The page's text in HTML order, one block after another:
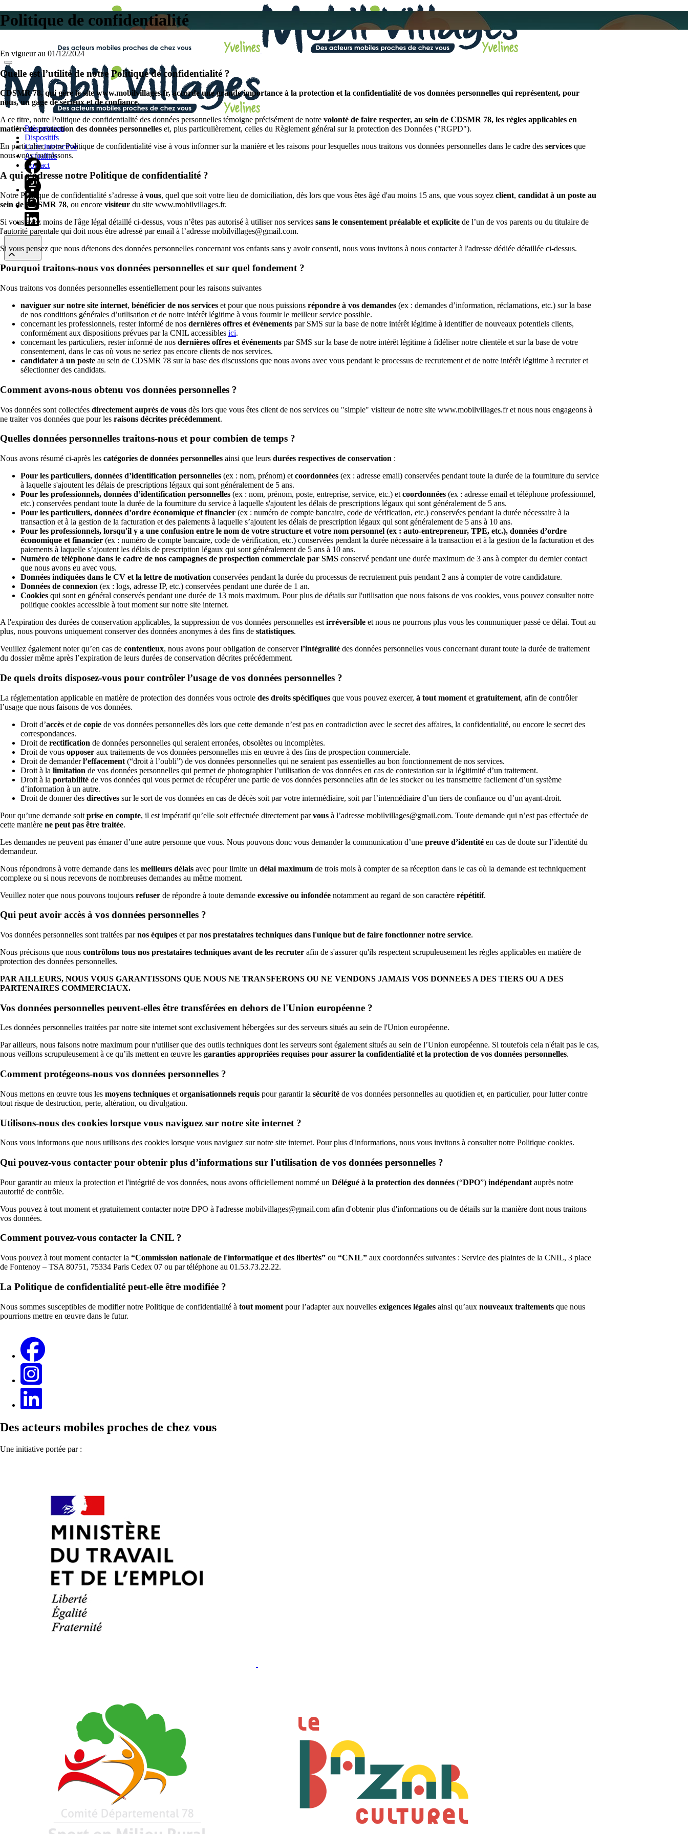
Présentation
Dispositifs
Carte interactive
Actualités
Contact
Politique de confidentialité
En vigueur au 01/12/2024
Quelle est l’utilité de notre Politique de confidentialité ?
CDSMR 78, qui gère le site www.mobilvillages.fr, accorde une grande importance à la protection et la confidentialité de vos données personnelles qui représentent, pour
nous, un gage de sérieux et de confiance.
A ce titre, notre Politique de confidentialité des données personnelles témoigne précisément de notre volonté de faire respecter, au sein de CDSMR 78, les règles applicables en
matière de protection des données personnelles et, plus particulièrement, celles du Règlement général sur la protection des Données ("RGPD").
En particulier, notre Politique de confidentialité vise à vous informer sur la manière et les raisons pour lesquelles nous traitons vos données personnelles dans le cadre des services que
nous vous fournissons.
A qui s’adresse notre Politique de confidentialité ?
Notre Politique de confidentialité s’adresse à vous, quel que soit votre lieu de domiciliation, dès lors que vous êtes âgé d'au moins 15 ans, que vous soyez client, candidat à un poste au
sein de CDSMR 78, ou encore visiteur du site www.mobilvillages.fr.
Si vous avez moins de l'âge légal détaillé ci-dessus, vous n’êtes pas autorisé à utiliser nos services sans le consentement préalable et explicite de l’un de vos parents ou du titulaire de
l'autorité parentale qui doit nous être adressé par email à l’adresse mobilvillages@gmail.com.
Si vous pensez que nous détenons des données personnelles concernant vos enfants sans y avoir consenti, nous vous invitons à nous contacter à l'adresse dédiée détaillée ci-dessus.
Pourquoi traitons-nous vos données personnelles et sur quel fondement ?
Nous traitons vos données personnelles essentiellement pour les raisons suivantes
naviguer sur notre site internet, bénéficier de nos services et pour que nous puissions répondre à vos demandes (ex : demandes d’information, réclamations, etc.) sur la base
de nos conditions générales d’utilisation et de notre intérêt légitime à vous fournir le meilleur service possible.
concernant les professionnels, rester informé de nos dernières offres et événements par SMS sur la base de notre intérêt légitime à identifier de nouveaux potentiels clients,
conformément aux dispositions prévues par la CNIL accessibles ici.
concernant les particuliers, rester informé de nos dernières offres et événements par SMS sur la base de notre intérêt légitime à fidéliser notre clientèle et sur la base de votre
consentement, dans le cas où vous ne seriez pas encore clients de nos services.
candidater à un poste au sein de CDSMR 78 sur la base des discussions que nous avons avec vous pendant le processus de recrutement et de notre intérêt légitime à recruter et
sélectionner des candidats.
Comment avons-nous obtenu vos données personnelles ?
Vos données sont collectées directement auprès de vous dès lors que vous êtes client de nos services ou "simple" visiteur de notre site www.mobilvillages.fr et nous nous engageons à
ne traiter vos données que pour les raisons décrites précédemment.
Quelles données personnelles traitons-nous et pour combien de temps ?
Nous avons résumé ci-après les catégories de données personnelles ainsi que leurs durées respectives de conservation :
Pour les particuliers, données d’identification personnelles (ex : nom, prénom) et coordonnées (ex : adresse email) conservées pendant toute la durée de la fourniture du service
à laquelle s'ajoutent les délais de prescriptions légaux qui sont généralement de 5 ans.
Pour les professionnels, données d’identification personnelles (ex : nom, prénom, poste, entreprise, service, etc.) et coordonnées (ex : adresse email et téléphone professionnel,
etc.) conservées pendant toute la durée de la fourniture du service à laquelle s'ajoutent les délais de prescriptions légaux qui sont généralement de 5 ans.
Pour les particuliers, données d’ordre économique et financier (ex : numéro de compte bancaire, code de vérification, etc.) conservées pendant la durée nécessaire à la
transaction et à la gestion de la facturation et des paiements à laquelle s’ajoutent les délais de prescription légaux qui sont généralement de 5 ans à 10 ans.
Pour les professionnels, lorsqu'il y a une confusion entre le nom de votre structure et votre nom personnel (ex : auto-entrepreneur, TPE, etc.), données d’ordre
économique et financier (ex : numéro de compte bancaire, code de vérification, etc.) conservées pendant la durée nécessaire à la transaction et à la gestion de la facturation et des
paiements à laquelle s’ajoutent les délais de prescription légaux qui sont généralement de 5 ans à 10 ans.
Numéro de téléphone dans le cadre de nos campagnes de prospection commerciale par SMS conservé pendant une durée maximum de 3 ans à compter du dernier contact
que nous avons eu avec vous.
Données indiquées dans le CV et la lettre de motivation conservées pendant la durée du processus de recrutement puis pendant 2 ans à compter de votre candidature.
Données de connexion (ex : logs, adresse IP, etc.) conservées pendant une durée de 1 an.
Cookies qui sont en général conservés pendant une durée de 13 mois maximum. Pour plus de détails sur l'utilisation que nous faisons de vos cookies, vous pouvez consulter notre
politique cookies accessible à tout moment sur notre site internet.
A l'expiration des durées de conservation applicables, la suppression de vos données personnelles est irréversible et nous ne pourrons plus vous les communiquer passé ce délai. Tout au
plus, nous pouvons uniquement conserver des données anonymes à des fins de statistiques.
Veuillez également noter qu’en cas de contentieux, nous avons pour obligation de conserverl’intégralité des données personnelles vous concernant durant toute la durée de traitement
du dossier même après l’expiration de leurs durées de conservation décrites précédemment.
De quels droits disposez-vous pour contrôler l’usage de vos données personnelles ?
La réglementation applicable en matière de protection des données vous octroie des droits spécifiques que vous pouvez exercer, à tout moment et gratuitement, afin de contrôler
l’usage que nous faisons de vos données.
Droit d’accès et de copie de vos données personnelles dès lors que cette demande n’est pas en contradiction avec le secret des affaires, la confidentialité, ou encore le secret des
correspondances.
Droit de rectification de données personnelles qui seraient erronées, obsolètes ou incomplètes.
Droit de vous opposer aux traitements de vos données personnelles mis en œuvre à des fins de prospection commerciale.
Droit de demanderl’effacement (“droit à l’oubli”) de vos données personnelles qui ne seraient pas essentielles au bon fonctionnement de nos services.
Droit à la limitation de vos données personnelles qui permet de photographier l’utilisation de vos données en cas de contestation sur la légitimité d’un traitement.
Droit à la portabilité de vos données qui vous permet de récupérer une partie de vos données personnelles afin de les stocker ou les transmettre facilement d’un système
d’information à un autre.
Droit de donner des directives sur le sort de vos données en cas de décès soit par votre intermédiaire, soit par l’intermédiaire d’un tiers de confiance ou d’un ayant-droit.
Pour qu’une demande soit prise en compte, il est impératif qu’elle soit effectuée directement parvous à l’adresse mobilvillages@gmail.com. Toute demande qui n’est pas effectuée de
cette manière ne peut pas être traitée.
Les demandes ne peuvent pas émaner d’une autre personne que vous. Nous pouvons donc vous demander la communication d’une preuve d’identité en cas de doute sur l’identité du
demandeur.
Nous répondrons à votre demande dans les meilleurs délais avec pour limite un délai maximum de trois mois à compter de sa réception dans le cas où la demande est techniquement
complexe ou si nous recevons de nombreuses demandes au même moment.
Veuillez noter que nous pouvons toujours refuser de répondre à toute demande excessive ou infondée notamment au regard de son caractère répétitif.
Qui peut avoir accès à vos données personnelles ?
Vos données personnelles sont traitées parnos équipes et parnos prestataires techniques dans l'unique but de faire fonctionner notre service.
Nous précisons que nous contrôlons tous nos prestataires techniques avant de les recruter afin de s'assurer qu'ils respectent scrupuleusement les règles applicables en matière de
protection des données personnelles.
PAR AILLEURS, NOUS VOUS GARANTISSONS QUE NOUS NE TRANSFERONS OU NE VENDONS JAMAIS VOS DONNEES A DES TIERS OU A DES
PARTENAIRES COMMERCIAUX.
Vos données personnelles peuvent-elles être transférées en dehors de l'Union européenne ?
Les données personnelles traitées par notre site internet sont exclusivement hébergées sur des serveurs situés au sein de l'Union européenne.
Par ailleurs, nous faisons notre maximum pour n'utiliser que des outils techniques dont les serveurs sont également situés au sein de l’Union européenne. Si toutefois cela n'était pas le cas,
nous veillons scrupuleusement à ce qu’ils mettent en œuvre les garanties appropriées requises pour assurer la confidentialité et la protection de vos données personnelles.
Comment protégeons-nous vos données personnelles ?
Nous mettons en œuvre tous les moyens techniques et organisationnels requis pour garantir la sécurité de vos données personnelles au quotidien et, en particulier, pour lutter contre
tout risque de destruction, perte, altération, ou divulgation.
Utilisons-nous des cookies lorsque vous naviguez sur notre site internet ?
Nous vous informons que nous utilisons des cookies lorsque vous naviguez sur notre site internet. Pour plus d'informations, nous vous invitons à consulter notre Politique cookies.
Qui pouvez-vous contacter pour obtenir plus d’informations sur l'utilisation de vos données personnelles ?
Pour garantir au mieux la protection et l'intégrité de vos données, nous avons officiellement nommé un Délégué à la protection des données (“DPO”) indépendant auprès notre
autorité de contrôle.
Vous pouvez à tout moment et gratuitement contacter notre DPO à l'adresse mobilvillages@gmail.com afin d'obtenir plus d'informations ou de détails sur la manière dont nous traitons
vos données.
Comment pouvez-vous contacter la CNIL ?
Vous pouvez à tout moment contacter la “Commission nationale de l'informatique et des libertés” ou “CNIL” aux coordonnées suivantes : Service des plaintes de la CNIL, 3 place
de Fontenoy – TSA 80751, 75334 Paris Cedex 07 ou par téléphone au 01.53.73.22.22.
La Politique de confidentialité peut-elle être modifiée ?
Nous sommes susceptibles de modifier notre Politique de confidentialité à tout moment pour l’adapter aux nouvelles exigences légales ainsi qu’aux nouveaux traitements que nous
pourrions mettre en œuvre dans le futur.
Des acteurs mobiles proches de chez vous
Une initiative portée par :